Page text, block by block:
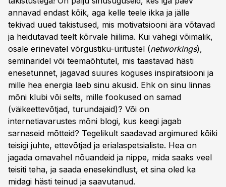
annavad endast kõik, aga kelle teele ikka ja jälle
tekivad uued takistused, mis motivatsiooni ära võtavad
ja heidutavad teelt kõrvale hiilima. Kui vähegi võimalik,
osale erinevatel võrgustiku-üritustel (networkings),
seminaridel või teemaõhtutel, mis taastavad hästi
enesetunnet, jagavad suures koguses inspiratsiooni ja
mille hea energia laeb sinu akusid. Ehk on sinu linnas
mõni klubi või selts, mille fookused on samad
(väikeettevõtjad, turundajaid)? Või on
internetiavarustes mõni blogi, kus keegi jagab
sarnaseid mõtteid? Tegelikult saadavad argimured kõiki
teisigi juhte, ettevõtjad ja erialaspetsialiste. Hea on
jagada omavahel nõuandeid ja nippe, mida saaks veel
teisiti teha, ja saada enesekindlust, et sina oled ka
midagi hästi teinud ja saavutanud.